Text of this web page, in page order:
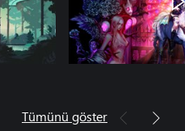
Tümünü göster